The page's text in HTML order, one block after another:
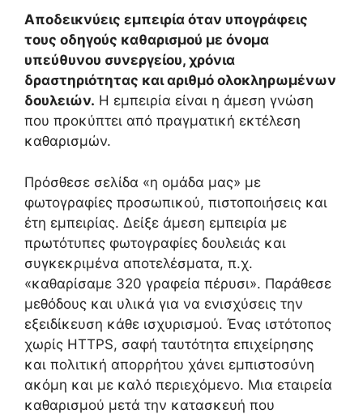
Αποδεικνύεις εμπειρία όταν υπογράφεις
τους οδηγούς καθαρισμού με όνομα
υπεύθυνου συνεργείου, χρόνια
δραστηριότητας και αριθμό ολοκληρωμένων
δουλειών. Η εμπειρία είναι η άμεση γνώση
που προκύπτει από πραγματική εκτέλεση
καθαρισμών.
Πρόσθεσε σελίδα «η ομάδα μας» με
φωτογραφίες προσωπικού, πιστοποιήσεις και
έτη εμπειρίας. Δείξε άμεση εμπειρία με
πρωτότυπες φωτογραφίες δουλειάς και
συγκεκριμένα αποτελέσματα, π.χ.
«καθαρίσαμε 320 γραφεία πέρυσι». Παράθεσε
μεθόδους και υλικά για να ενισχύσεις την
εξειδίκευση κάθε ισχυρισμού. Ένας ιστότοπος
χωρίς HTTPS, σαφή ταυτότητα επιχείρησης
και πολιτική απορρήτου χάνει εμπιστοσύνη
ακόμη και με καλό περιεχόμενο. Μια εταιρεία
καθαρισμού μετά την κατασκευή που